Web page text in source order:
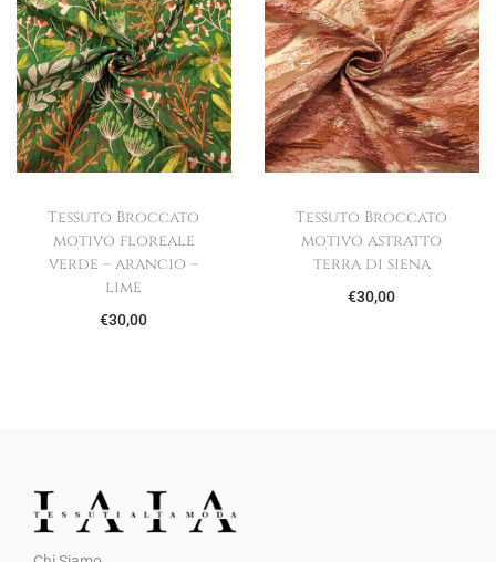
Tessuto Broccato
motivo floreale
verde – arancio –
lime
€30,00
Tessuto Broccato
motivo astratto
terra di siena
€30,00